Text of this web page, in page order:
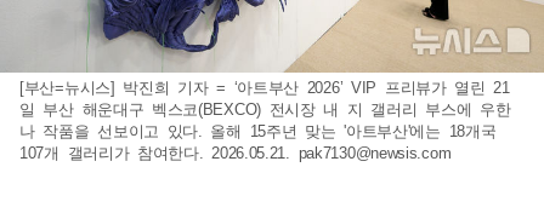
[부산=뉴시스] 박진희 기자 = ‘아트부산 2026’ VIP 프리뷰가 열린 21
일 부산 해운대구 벡스코(BEXCO) 전시장 내 지 갤러리 부스에 우한
나 작품을 선보이고 있다. 올해 15주년 맞는 '아트부산'에는 18개국
107개 갤러리가 참여한다. 2026.05.21. pak7130@newsis.com